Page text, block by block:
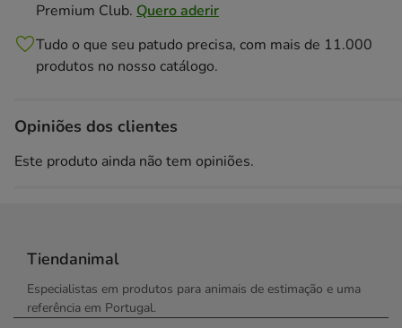
Premium Club. Quero aderir
Tudo o que seu patudo precisa, com mais de 11.000
produtos no nosso catálogo.
Opiniões dos clientes
Este produto ainda não tem opiniões.
Tiendanimal
Especialistas em produtos para animais de estimação e uma
referência em Portugal.